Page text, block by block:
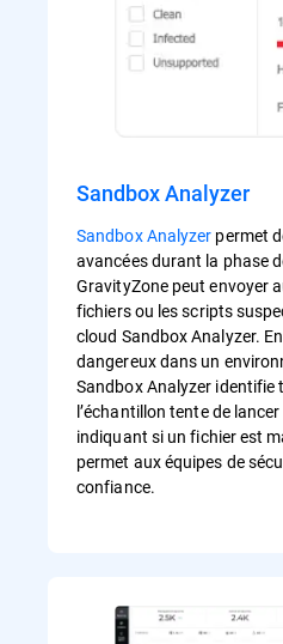
Sandbox Analyzer
Sandbox Analyzer permet
avancées durant la phase
GravityZone peut envoyer
fichiers ou les scripts
cloud Sandbox Analyzer.
dangereux dans un
Sandbox Analyzer identifie
l’échantillon tente de
indiquant si un fichier est
permet aux équipes de
confiance.